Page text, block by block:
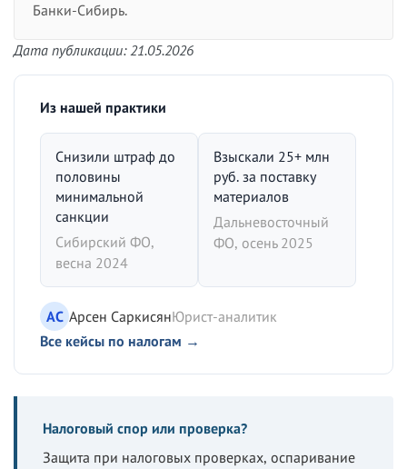
Банки-Сибирь.
Дата публикации: 21.05.2026
Из нашей практики
Снизили штраф до
половины
минимальной
санкции
Сибирский ФО,
весна 2024
Взыскали 25+ млн
руб. за поставку
материалов
Дальневосточный
ФО, осень 2025
АС Арсен СаркисянЮрист-аналитик
Все кейсы по налогам →
Налоговый спор или проверка?
Защита при налоговых проверках, оспаривание